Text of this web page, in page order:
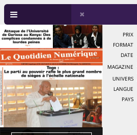
PRIX
FORMAT
DATE
MAGAZINE
UNIVERS
LANGUE
PAYS